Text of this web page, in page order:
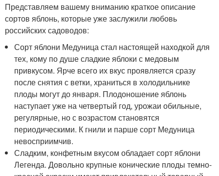
Представляем вашему вниманию краткое описание
сортов яблонь, которые уже заслужили любовь
российских садоводов:
Сорт яблони Медуница стал настоящей находкой для
тех, кому по душе сладкие яблоки с медовым
привкусом. Ярче всего их вкус проявляется сразу
после снятия с ветки, храниться в холодильнике
плоды могут до января. Плодоношение яблонь
наступает уже на четвертый год, урожаи обильные,
регулярные, но с возрастом становятся
периодическими. К гнили и парше сорт Медуница
невосприимчив.
Сладким, конфетным вкусом обладает сорт яблони
Легенда. Довольно крупные конические плоды темно-